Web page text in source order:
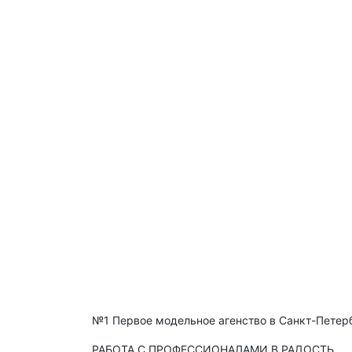
№1 Первое модельное агенство в Санкт-